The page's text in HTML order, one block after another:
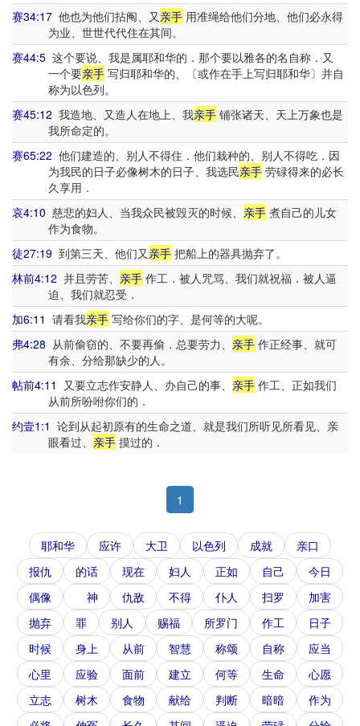
赛34:17 他也为他们拈阄、又亲手 用准绳给他们分地、他们必永得
为业、世世代代住在其间。
赛44:5 这个要说、我是属耶和华的．那个要以雅各的名自称．又
一个要亲手写归耶和华的、〔或作在手上写归耶和华〕并自
称为以色列。
赛45:12 我造地、又造人在地上、我亲手 铺张诸天、天上万象也是
我所命定的。
赛65:22 他们建造的、别人不得住．他们栽种的、别人不得吃．因
为我民的日子必像树木的日子、我选民亲手劳碌得来的必长
久享用．
哀4:10 慈悲的妇人、当我众民被毁灭的时候、 亲手 煮自己的儿女
作为食物。
徒27:19 到第三天、他们又亲手 把船上的器具抛弃了。
林前4:12 并且劳苦、 亲手 作工．被人咒骂、我们就祝福．被人逼
迫、我们就忍受．
加6:11 请看我亲手 写给你们的字、是何等的大呢。
弗4:28 从前偷窃的、不要再偷．总要劳力、 亲手 作正经事、就可
有余、分给那缺少的人。
帖前4:11
又要立志作安静人、办自己的事、 亲手 作工、正如我们
从前所吩咐你们的．
约壹1:1 论到从起初原有的生命之道、就是我们所听见所看见、亲
眼看过、 亲手摸过的．
1
耶和华 应许 大卫 以色列 成就
亲口
报仇
的话 现在 妇人 正如 自己
今日
偶像
神 仇敌 不得 仆人 扫罗
加害
抛弃
罪 别人 赐福 所罗门 作工
日子
时候
身上 从前 智慧 称颂 自称
应当
心里
应验 面前 建立 何等 生命
心愿
立志
树木 食物 献给 判断 暗暗
作为